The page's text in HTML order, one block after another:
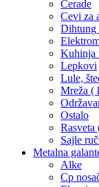
Cerade
Cevi za
Dihtung
Kuhinja
Lepkovi
Lule,
Mreža (
Ostalo
Sajle
Metalna
Alke
Cp